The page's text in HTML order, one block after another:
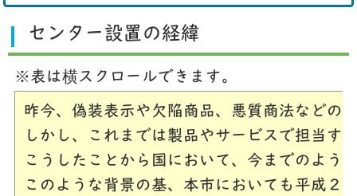
センター設置の経緯
※表は横スクロールできます。
昨今、偽装表示や欠陥商品、悪質商法などの
しかし、これまでは製品やサービスで担当す
こうしたことから国において、今までのよう
このような背景の基、本市においても平成２